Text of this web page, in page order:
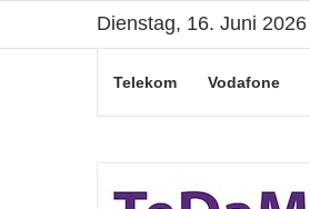
Dienstag, 16. Juni 2026
Telekom Vodafone